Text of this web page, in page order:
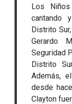
Los
cantando
Distrito
Gerardo
Seguridad
Distrito
Además,
desde
Clayton